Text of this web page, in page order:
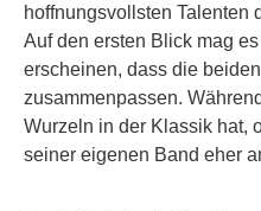
hoffnungsvollsten Talenten
Auf den ersten Blick mag
erscheinen, dass die
zusammenpassen.
Wurzeln in der Klassik hat,
seiner eigenen Band eher